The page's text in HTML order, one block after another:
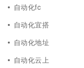
自动化fc
自动化宜搭
自动化地址
自动化云上